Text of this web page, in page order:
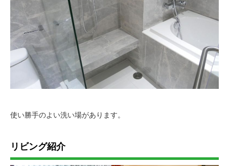
使い勝手のよい洗い場があります。
リビング紹介